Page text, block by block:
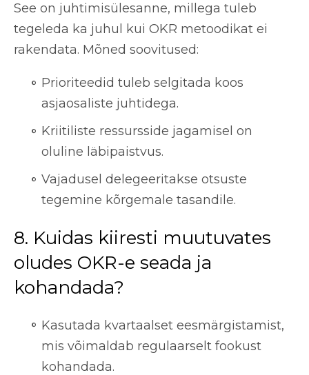
See on juhtimisülesanne, millega tuleb
tegeleda ka juhul kui OKR metoodikat ei
rakendata. Mõned soovitused:
Prioriteedid tuleb selgitada koos
asjaosaliste juhtidega.
Kriitiliste ressursside jagamisel on
oluline läbipaistvus.
Vajadusel delegeeritakse otsuste
tegemine kõrgemale tasandile.
8. Kuidas kiiresti muutuvates
oludes OKR-e seada ja
kohandada?
Kasutada kvartaalset eesmärgistamist,
mis võimaldab regulaarselt fookust
kohandada.